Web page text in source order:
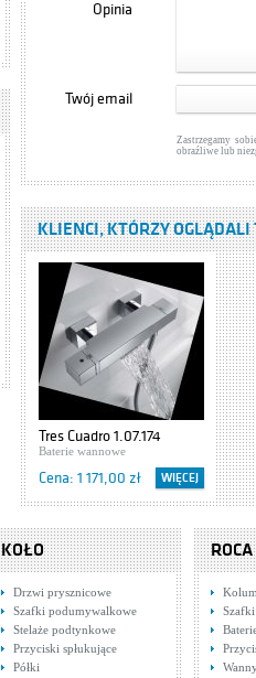
Cersanit IBIZA S504-009
Szafki podumywalkowe
Cena: 416,00 zł WIĘCEJ
Opinia
Twój email
Zastrzegamy
obraźliwe lub
KLIENCI, KTÓRZY
Tres Cuadro 1.07.174
Baterie wannowe
Cena: 1 171,00 zł WIĘCEJ
KOŁO
Drzwi prysznicowe
Szafki podumywalkowe
Stelaże podtynkowe
Przyciski spłukujące
Półki
ROCA